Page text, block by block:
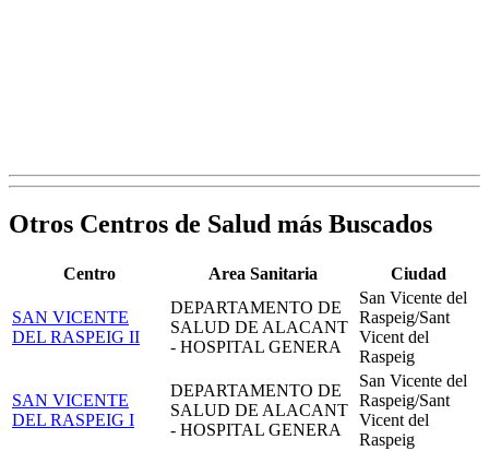
Otros Centros de Salud más Buscados
Centro Area Sanitaria Ciudad
SAN VICENTE
DEL RASPEIG II
DEPARTAMENTO DE
SALUD DE ALACANT
- HOSPITAL GENERA
San Vicente del
Raspeig/Sant
Vicent del
Raspeig
SAN VICENTE
DEL RASPEIG I
DEPARTAMENTO DE
SALUD DE ALACANT
- HOSPITAL GENERA
San Vicente del
Raspeig/Sant
Vicent del
Raspeig